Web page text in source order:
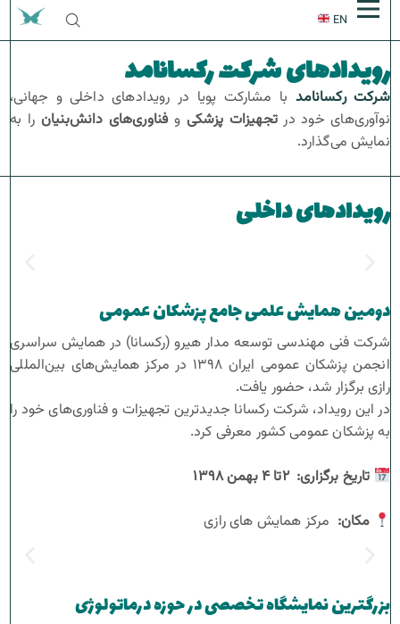
راهکارها
پلتفرم
بدن
آنوداین
پوست
کربوپلاس
کلادبرست
کلادبرست لایت
کلادبرست بلوم
رکسانا آیس
رکسانا سنس
سنس زیرو تاچ
آنوداین دندانپزشکی
درمان‌ها
بدن
زخم‌ها
لیفت پلک
کانتورینگ صورت
لایه‌برداری پوست
جوانسازی پوست
رفع موهای زائد
لثه و دندان
جراحی دهان
تکنولوژی
ربات پزشکی
پایگاه دانش
بلاگ
ویدئوها
رویدادها
درباره ما
دستاوردها
EN
رویدادهای شرکت رکسانامد
شرکت رکسانامد با مشارکت پویا در رویدادهای داخلی و جهانی،
نوآوری‌های خود درتجهیزات پزشکی وفناوری‌های دانش‌بنیان را به
نمایش می‌گذارد.
رویدادهای داخلی
دومین همایش علمی جامع پزشکان عمومی
شرکت فنی مهندسی توسعه مدار هیرو (رکسانا) در همایش سراسری
انجمن پزشکان عمومی ایران ۱۳۹۸ در مرکز همایش‌های بین‌المللی
رازی برگزار شد، حضور یافت.
در این رویداد، شرکت رکسانا جدیدترین تجهیزات و فناوری‌های خود را
به پزشکان عمومی کشور معرفی کرد.
تاریخ برگزاری: ۲تا۴بهمن۱۳۹۸
مکان: مرکز همایش های رازی
بزرگترین نمایشگاه تخصصی در حوزه درماتولوژی